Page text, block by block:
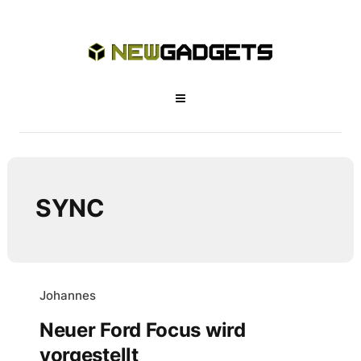
SYNC
Johannes
Neuer Ford Focus wird
vorgestellt